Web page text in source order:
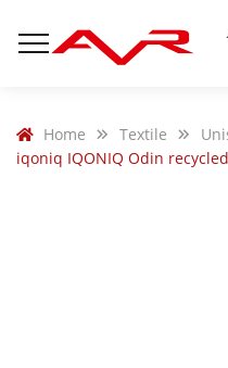
Home Textile
iqoniq IQONIQ Odin